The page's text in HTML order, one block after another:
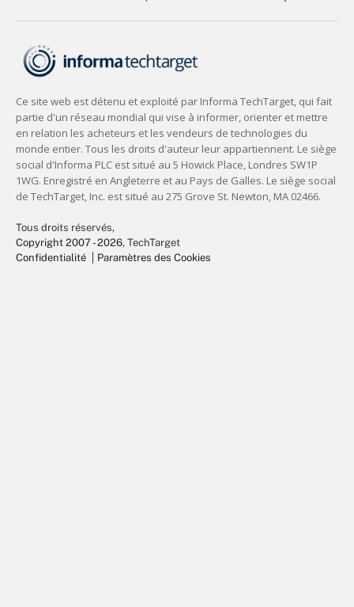
Tous droits réservés,
Copyright 2007 - 2026, TechTarget
Confidentialité
Paramètres des Cookies